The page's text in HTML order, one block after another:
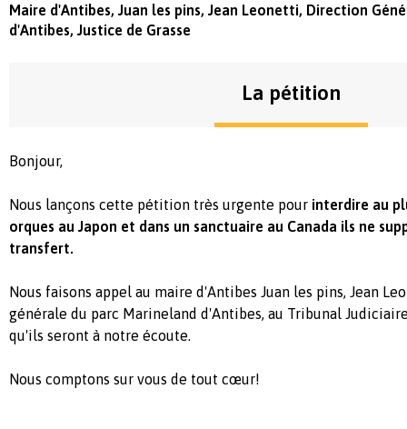
Maire d'Antibes, Juan les pins, Jean Leonetti, Direction
d'Antibes, Justice de Grasse
La pétition
Bonjour,
Nous lançons cette pétition très urgente pour interdire au
orques au Japon et dans un sanctuaire au Canada ils ne
transfert.
Nous faisons appel au maire d'Antibes Juan les pins, Jean
générale du parc Marineland d'Antibes, au Tribunal
qu'ils seront à notre écoute.
Nous comptons sur vous de tout cœur!